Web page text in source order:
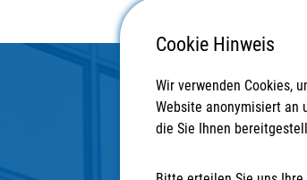
Cookie Hinweis
Wir verwenden Cookies,
Website anonymisiert an
die Sie Ihnen